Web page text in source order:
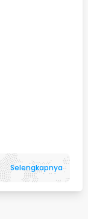
Selengkapnya